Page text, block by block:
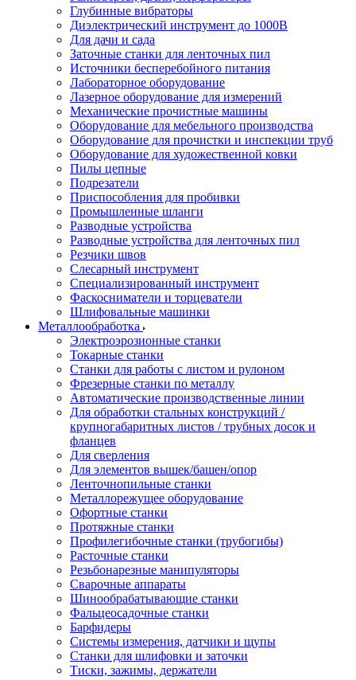
Глубинные вибраторы
Диэлектрический инструмент до 1000В
Для дачи и сада
Заточные станки для ленточных пил
Источники бесперебойного питания
Лабораторное оборудование
Лазерное оборудование для измерений
Механические прочистные машины
Оборудование для мебельного производства
Оборудование для прочистки и инспекции труб
Оборудование для художественной ковки
Пилы цепные
Подрезатели
Приспособления для пробивки
Промышленные шланги
Разводные устройства
Разводные устройства для ленточных пил
Резчики швов
Слесарный инструмент
Специализированный инструмент
Фаскосниматели и торцеватели
Шлифовальные машинки
Металлообработка
Электроэрозионные станки
Токарные станки
Станки для работы с листом и рулоном
Фрезерные станки по металлу
Автоматические производственные линии
Для обработки стальных конструкций /
крупногабаритных листов / трубных досок и
фланцев
Для сверления
Для элементов вышек/башен/опор
Ленточнопильные станки
Металлорежущее оборудование
Офортные станки
Протяжные станки
Профилегибочные станки (трубогибы)
Расточные станки
Резьбонарезные манипуляторы
Сварочные аппараты
Шинообрабатывающие станки
Фальцеосадочные станки
Барфидеры
Системы измерения, датчики и щупы
Станки для шлифовки и заточки
Тиски, зажимы, держатели